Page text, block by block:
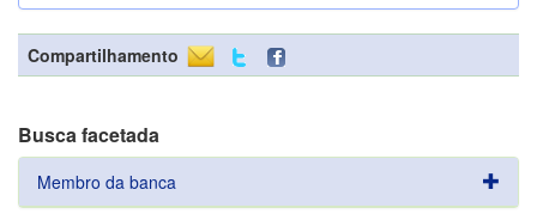
Compartilhamento
Busca facetada
Membro da banca